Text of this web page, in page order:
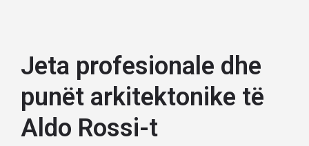
Jeta profesionale dhe
punët arkitektonike të
Aldo Rossi-t